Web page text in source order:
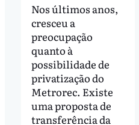
Nos últimos anos,
cresceu a
preocupação
quanto à
possibilidade de
privatização do
Metrorec. Existe
uma proposta de
transferência da